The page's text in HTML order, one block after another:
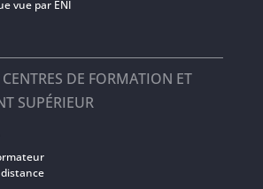
vue par ENI
CENTRES DE FORMATION ET
SUPÉRIEUR